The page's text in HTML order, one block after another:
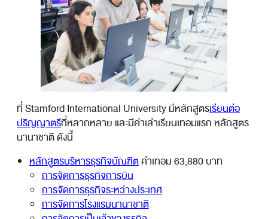
ที่ Stamford International University มีหลักสูตรเรียนต่อ
ปริญญาตรีที่หลากหลาย และมีค่าเล่าเรียนเทอมแรก หลักสูตร
นานาชาติ ดังนี้
หลักสูตรบริหารธุรกิจบัณฑิตค่าเทอม 63,880 บาท
การจัดการธุรกิจการบิน
การจัดการธุรกิจระหว่างประเทศ
การจัดการโรงแรมนานาชาติ